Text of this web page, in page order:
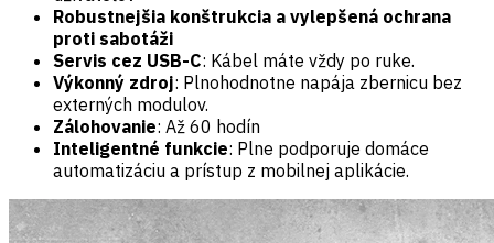
Robustnejšia konštrukcia a vylepšená ochrana
proti sabotáži
Servis cez USB-C: Kábel máte vždy po ruke.
Výkonný zdroj: Plnohodnotne napája zbernicu bez
externých modulov.
Zálohovanie: Až 60 hodín
Inteligentné funkcie: Plne podporuje domáce
automatizáciu a prístup z mobilnej aplikácie.